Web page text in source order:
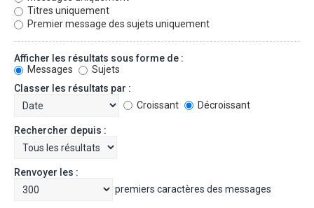
Titres uniquement
Premier message des sujets uniquement
Afficher les résultats sous forme de :
Messages
Sujets
Classer les résultats par :
Croissant
Décroissant
Rechercher depuis :
Renvoyer les :
premiers caractères des messages